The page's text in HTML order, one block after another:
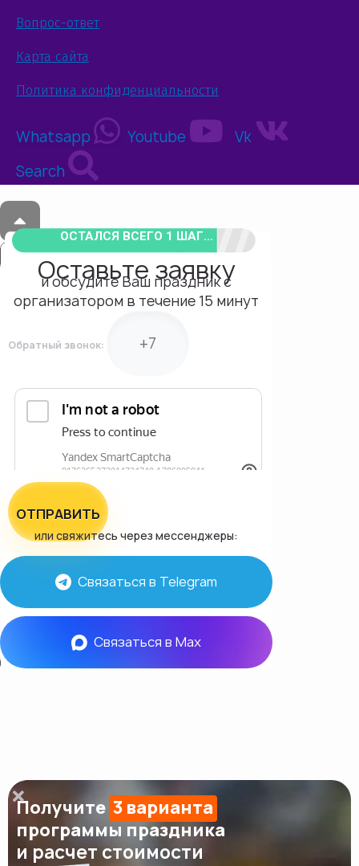
Вопрос-ответ
Карта сайта
Политика конфиденциальности
Whatsapp Youtube
Vk
Search
ОСТАЛСЯ ВСЕГО 1 ШАГ...
Оставьте заявку
и обсудите Ваш праздник с
организатором в течение 15 минут
Обратный звонок:
ОТПРАВИТЬ
или свяжитесь через мессенджеры:
Связаться в Telegram
Связаться в Max
Получите 3 варианта
программы праздника
и расчет стоимости